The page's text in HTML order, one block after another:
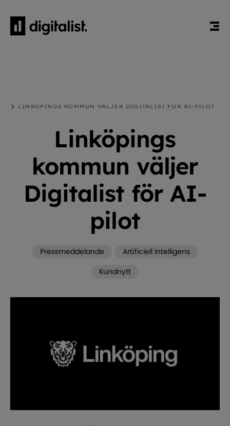
LINKÖPINGS KOMMUN VÄLJER DIGITALIST FÖR AI-PILOT
Linköpings
kommun väljer
Digitalist för AI-
pilot
Pressmeddelande
Artificiell intelligens
Kundnytt